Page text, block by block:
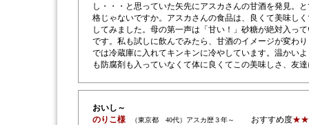
し・・・と思っていた矢先にアスカさんの甘酒を発見。
格じゃないですか。アスカさんの食品は、良くて美味し
してみました。母の第一声は「甘い！」砂糖が絶対入っ
です。私も試しに飲んでみたら、甘酒のイメージが変わ
では冷蔵庫に入れてキンキンに冷やしています。温かい
も防腐剤も入っていなくて体に良くてこの美味しさ、友
おいし～
のりこ様
（東京都 40代）アスカ歴３年～ おすすめ度